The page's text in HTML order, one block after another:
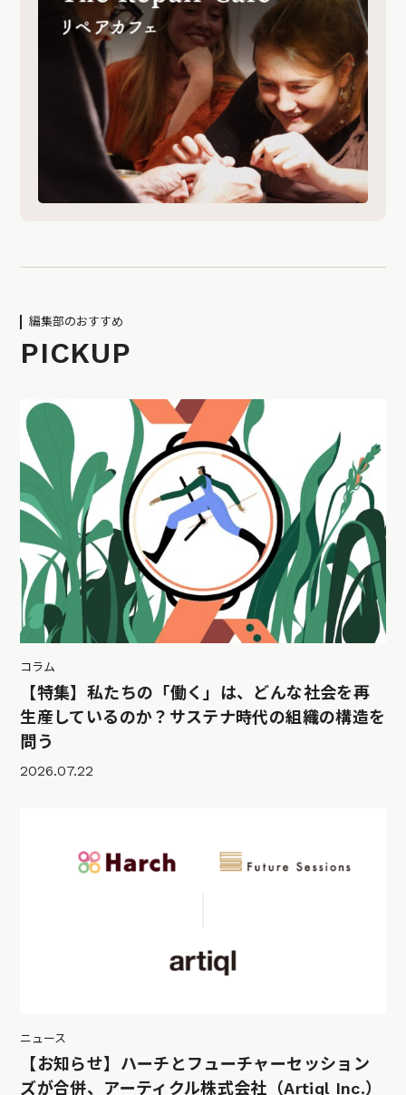
編集部のおすすめ
PICKUP
コラム
【特集】私たちの「働く」は、どんな社会を再
生産しているのか？サステナ時代の組織の構造を
問う
2026.07.22
ニュース
【お知らせ】ハーチとフューチャーセッション
ズが合併、アーティクル株式会社（Artiql Inc.）